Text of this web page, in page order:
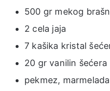
500 gr mekog
2 cela jaja
7 kašika kristal
20 gr vanilin šećera
pekmez,